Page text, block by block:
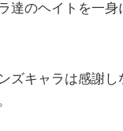
達のヘイトを一身
ズキャラは感謝